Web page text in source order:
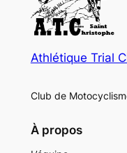
Athlétique Trial
Club de
À propos